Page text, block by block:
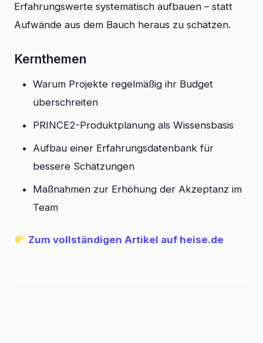
Erfahrungswerte systematisch aufbauen – statt
Aufwände aus dem Bauch heraus zu schätzen.
Kernthemen
Warum Projekte regelmäßig ihr Budget
überschreiten
PRINCE2-Produktplanung als Wissensbasis
Aufbau einer Erfahrungsdatenbank für
bessere Schätzungen
Maßnahmen zur Erhöhung der Akzeptanz im
Team
Zum vollständigen Artikel auf heise.de